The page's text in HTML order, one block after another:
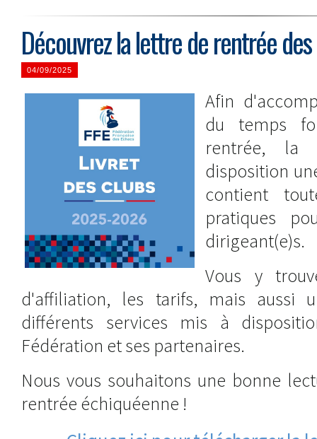
Découvrez la lettre de rentrée
04/09/2025
Afin
du temps
rentrée, la
disposition
contient
pratiques
dirigeant(e)s.
Vous y
d'affiliation, les tarifs, mais aussi
différents services mis à
Fédération et ses partenaires.
Nous vous souhaitons une bonne
rentrée échiquéenne !